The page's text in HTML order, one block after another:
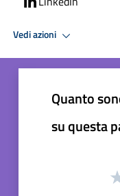
Vedi azioni
Quanto
su questa